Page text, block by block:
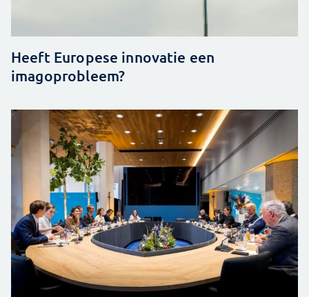
Heeft Europese innovatie een
imagoprobleem?